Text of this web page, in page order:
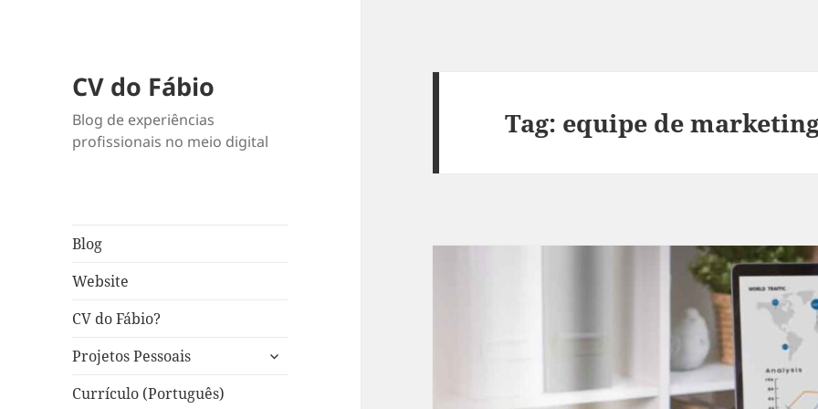
CV do Fábio
Blog de experiências
profissionais no meio digital
Blog
Website
CV do Fábio?
Projetos Pessoais
expandir
Currículo (Português)
Tag: equipe de